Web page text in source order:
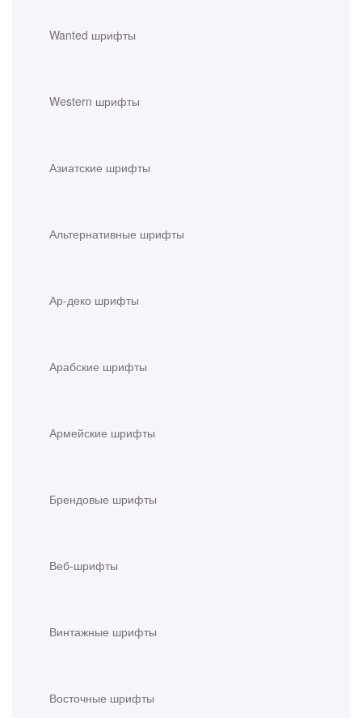
Wanted шрифты
Western шрифты
Азиатские шрифты
Альтернативные шрифты
Ар-деко шрифты
Арабские шрифты
Армейские шрифты
Брендовые шрифты
Веб-шрифты
Винтажные шрифты
Восточные шрифты